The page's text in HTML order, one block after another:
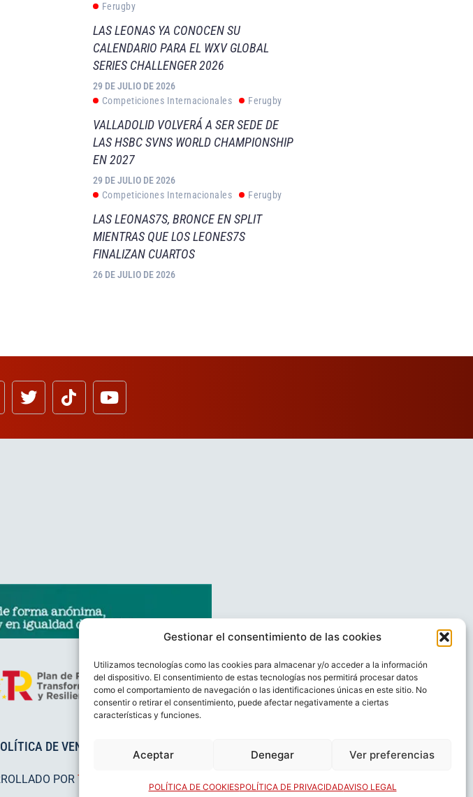
Gestionar el consentimiento de las cookies
Utilizamos tecnologías como las cookies para almacenar y/o acceder a la información
del dispositivo. El consentimiento de estas tecnologías nos permitirá procesar datos
como el comportamiento de navegación o las identificaciones únicas en este sitio. No
consentir o retirar el consentimiento, puede afectar negativamente a ciertas
características y funciones.
Aceptar Denegar Ver preferencias
POLÍTICA DE COOKIESPOLÍTICA DE PRIVACIDADAVISO LEGAL
Ferugby
LAS LEONAS YA CONOCEN SU
CALENDARIO PARA EL WXV GLOBAL
SERIES CHALLENGER 2026
29 DE JULIO DE 2026
Competiciones Internacionales
Ferugby
VALLADOLID VOLVERÁ A SER SEDE DE
LAS HSBC SVNS WORLD CHAMPIONSHIP
EN 2027
29 DE JULIO DE 2026
Competiciones Internacionales
Ferugby
LAS LEONAS7S, BRONCE EN SPLIT
MIENTRAS QUE LOS LEONES7S
FINALIZAN CUARTOS
26 DE JULIO DE 2026
DE VENTAS
POR TOOOLS